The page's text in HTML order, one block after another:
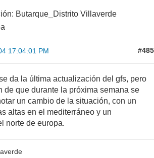
Butarque_Distrito Villaverde
17:04:01 PM #485
da la última actualización del gfs, pero
de que durante la próxima semana se
un cambio de la situación, con un
altas en el mediterráneo y un
norte de europa.